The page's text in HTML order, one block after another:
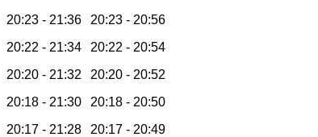
20:23 - 21:36 20:23 - 20:56
20:22 - 21:34 20:22 - 20:54
20:20 - 21:32 20:20 - 20:52
20:18 - 21:30 20:18 - 20:50
20:17 - 21:28 20:17 - 20:49